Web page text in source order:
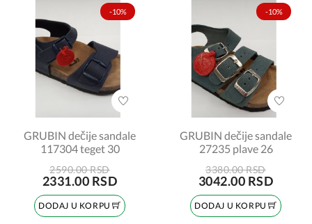
-10%
GRUBIN dečije sandale
117304 teget 30
2590.00 RSD
2331.00 RSD
DODAJ U KORPU
-10%
GRUBIN dečije sandale
27235 plave 26
3380.00 RSD
3042.00 RSD
DODAJ U KORPU